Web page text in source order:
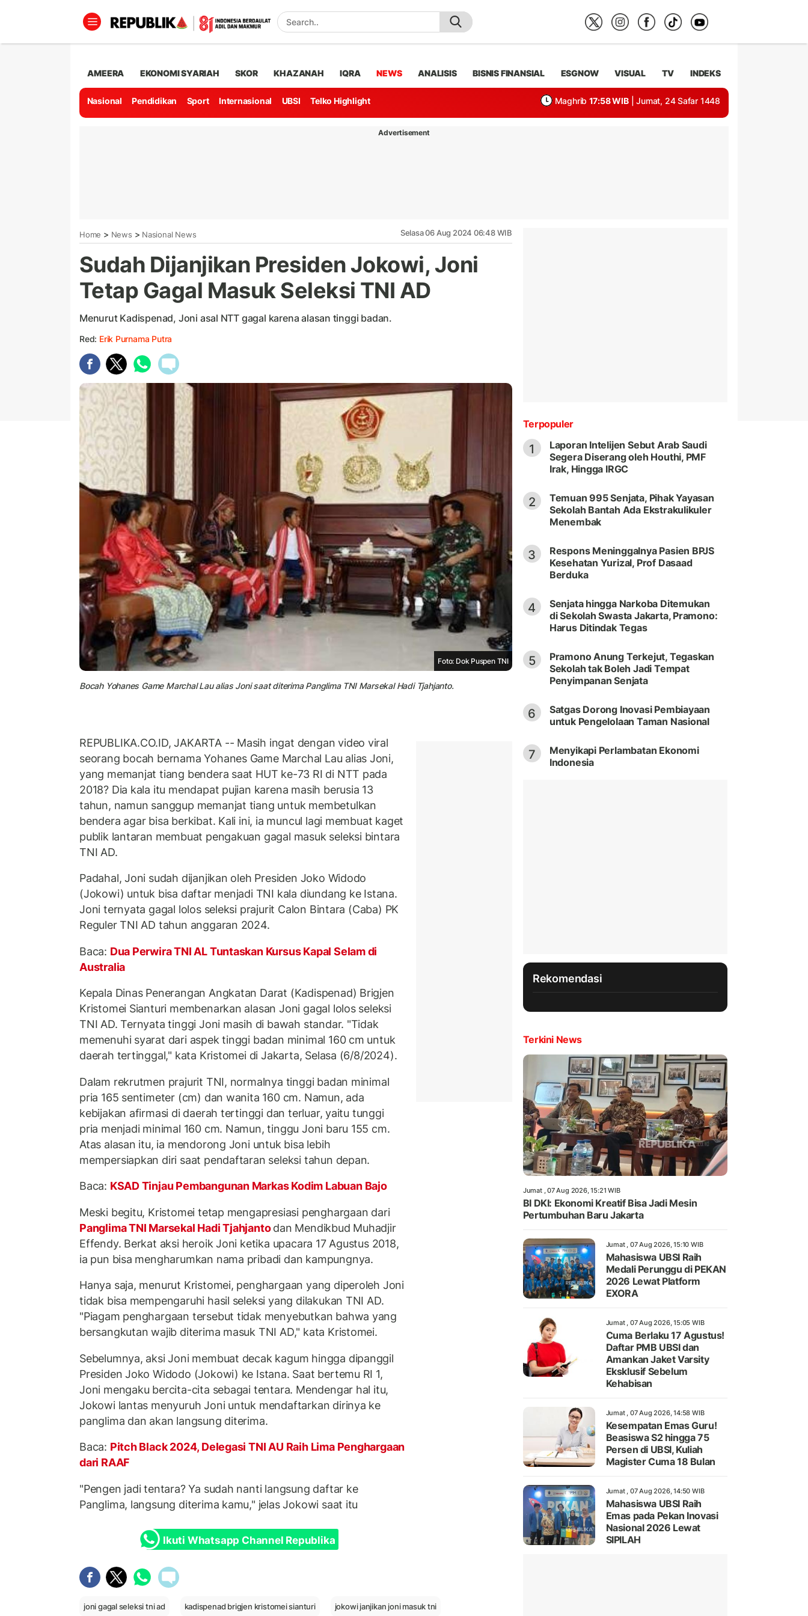
AMEERA EKONOMI SYARIAH SKOR KHAZANAH IQRA NEWS ANALISIS BISNIS FINANSIAL ESGNOW VISUAL TV INDEKS
Nasional Pendidikan Sport Internasional UBSI Telko Highlight Maghrib 17:58 WIB | Jumat, 24 Safar 1448
Advertisement
Home > News > Nasional News Selasa 06 Aug 2024 06:48 WIB
Sudah Dijanjikan Presiden Jokowi, Joni
Tetap Gagal Masuk Seleksi TNI AD
Menurut Kadispenad, Joni asal NTT gagal karena alasan tinggi badan.
Red: Erik Purnama Putra
Foto: Dok Puspen TNI
Bocah Yohanes Game Marchal Lau alias Joni saat diterima Panglima TNI Marsekal Hadi Tjahjanto.
REPUBLIKA.CO.ID, JAKARTA -- Masih ingat dengan video viral
seorang bocah bernama Yohanes Game Marchal Lau alias Joni,
yang memanjat tiang bendera saat HUT ke-73 RI di NTT pada
2018? Dia kala itu mendapat pujian karena masih berusia 13
tahun, namun sanggup memanjat tiang untuk membetulkan
bendera agar bisa berkibat. Kali ini, ia muncul lagi membuat kaget
publik lantaran membuat pengakuan gagal masuk seleksi bintara
TNI AD.
Padahal, Joni sudah dijanjikan oleh Presiden Joko Widodo
(Jokowi) untuk bisa daftar menjadi TNI kala diundang ke Istana.
Joni ternyata gagal lolos seleksi prajurit Calon Bintara (Caba) PK
Reguler TNI AD tahun anggaran 2024.
Baca: Dua Perwira TNI AL Tuntaskan Kursus Kapal Selam di
Australia
Kepala Dinas Penerangan Angkatan Darat (Kadispenad) Brigjen
Kristomei Sianturi membenarkan alasan Joni gagal lolos seleksi
TNI AD. Ternyata tinggi Joni masih di bawah standar. "Tidak
memenuhi syarat dari aspek tinggi badan minimal 160 cm untuk
daerah tertinggal," kata Kristomei di Jakarta, Selasa (6/8/2024).
Dalam rekrutmen prajurit TNI, normalnya tinggi badan minimal
pria 165 sentimeter (cm) dan wanita 160 cm. Namun, ada
kebijakan afirmasi di daerah tertinggi dan terluar, yaitu tunggi
pria menjadi minimal 160 cm. Namun, tinggu Joni baru 155 cm.
Atas alasan itu, ia mendorong Joni untuk bisa lebih
mempersiapkan diri saat pendaftaran seleksi tahun depan.
Baca: KSAD Tinjau Pembangunan Markas Kodim Labuan Bajo
Meski begitu, Kristomei tetap mengapresiasi penghargaan dari
Panglima TNI Marsekal Hadi Tjahjantodan Mendikbud Muhadjir
Effendy. Berkat aksi heroik Joni ketika upacara 17 Agustus 2018,
ia pun bisa mengharumkan nama pribadi dan kampungnya.
Hanya saja, menurut Kristomei, penghargaan yang diperoleh Joni
tidak bisa mempengaruhi hasil seleksi yang dilakukan TNI AD.
"Piagam penghargaan tersebut tidak menyebutkan bahwa yang
bersangkutan wajib diterima masuk TNI AD," kata Kristomei.
Sebelumnya, aksi Joni membuat decak kagum hingga dipanggil
Presiden Joko Widodo (Jokowi) ke Istana. Saat bertemu RI 1,
Joni mengaku bercita-cita sebagai tentara. Mendengar hal itu,
Jokowi lantas menyuruh Joni untuk mendaftarkan dirinya ke
panglima dan akan langsung diterima.
Baca: Pitch Black 2024, Delegasi TNI AU Raih Lima Penghargaan
dari RAAF
"Pengen jadi tentara? Ya sudah nanti langsung daftar ke
Panglima, langsung diterima kamu," jelas Jokowi saat itu
Ikuti Whatsapp Channel Republika
joni gagal seleksi tni ad kadispenad brigjen kristomei sianturi jokowi janjikan joni masuk tni
Terpopuler
1
Laporan Intelijen Sebut Arab Saudi
Segera Diserang oleh Houthi, PMF
Irak, Hingga IRGC
2
Temuan 995 Senjata, Pihak Yayasan
Sekolah Bantah Ada Ekstrakulikuler
Menembak
3
Respons Meninggalnya Pasien BPJS
Kesehatan Yurizal, Prof Dasaad
Berduka
4
Senjata hingga Narkoba Ditemukan
di Sekolah Swasta Jakarta, Pramono:
Harus Ditindak Tegas
5
Pramono Anung Terkejut, Tegaskan
Sekolah tak Boleh Jadi Tempat
Penyimpanan Senjata
6
Satgas Dorong Inovasi Pembiayaan
untuk Pengelolaan Taman Nasional
7
Menyikapi Perlambatan Ekonomi
Indonesia
Rekomendasi
Terkini News
Jumat , 07 Aug 2026, 15:21 WIB
BI DKI: Ekonomi Kreatif Bisa Jadi Mesin
Pertumbuhan Baru Jakarta
Jumat , 07 Aug 2026, 15:10 WIB
Mahasiswa UBSI Raih
Medali Perunggu di PEKAN
2026 Lewat Platform
EXORA
Jumat , 07 Aug 2026, 15:05 WIB
Cuma Berlaku 17 Agustus!
Daftar PMB UBSI dan
Amankan Jaket Varsity
Eksklusif Sebelum
Kehabisan
Jumat , 07 Aug 2026, 14:58 WIB
Kesempatan Emas Guru!
Beasiswa S2 hingga 75
Persen di UBSI, Kuliah
Magister Cuma 18 Bulan
Jumat , 07 Aug 2026, 14:50 WIB
Mahasiswa UBSI Raih
Emas pada Pekan Inovasi
Nasional 2026 Lewat
SIPILAH